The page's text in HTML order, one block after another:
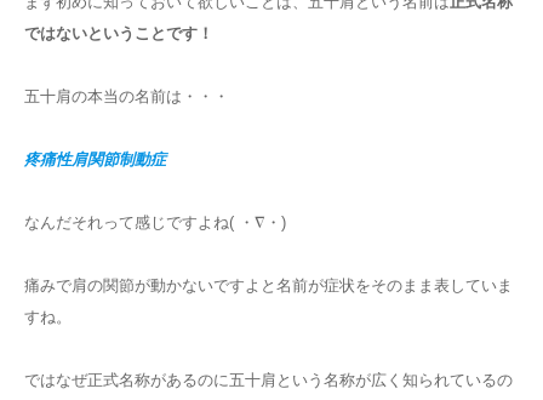
ではないということです！
五十肩の本当の名前は・・・
疼痛性肩関節制動症
なんだそれって感じですよね( ・∇・)
痛みで肩の関節が動かないですよと名前が症状をそのまま表していま
すね。
ではなぜ正式名称があるのに五十肩という名称が広く知られているの